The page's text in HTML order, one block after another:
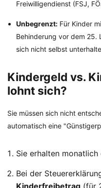
Freiwilligendienst (FSJ,
Unbegrenzt: Für Kinder
Behinderung vor dem 25.
sich nicht selbst
Kindergeld vs.
lohnt sich?
Sie müssen sich nicht
automatisch eine
Sie erhalten
Bei der